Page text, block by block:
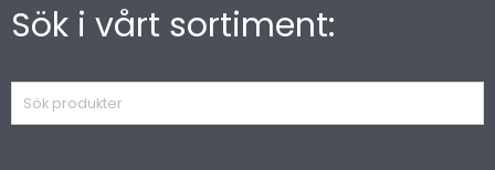
Sök i vårt sortiment: